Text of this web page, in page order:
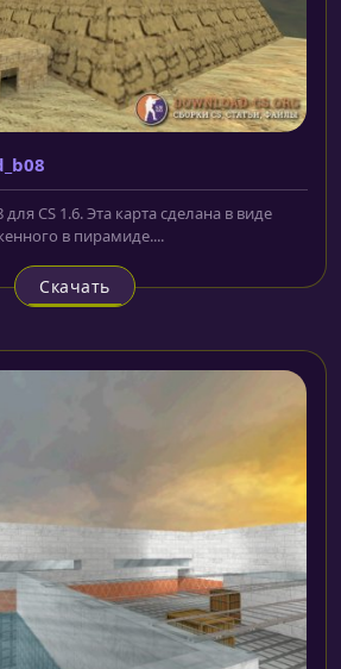
CS 1.6. Эта карта сделана в виде
в пирамиде....
Скачать